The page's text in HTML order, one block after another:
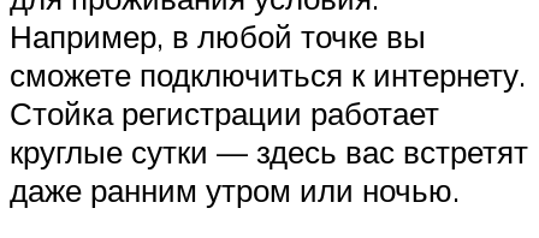
Например, в любой точке вы
сможете подключиться к интернету.
Стойка регистрации работает
круглые сутки — здесь вас встретят
даже ранним утром или ночью.